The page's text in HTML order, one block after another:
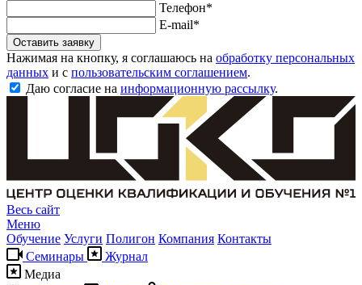
Телефон*
E-mail*
Оставить заявку
Нажимая на кнопку, я соглашаюсь на обработку персональных
данных и с пользовательским соглашением.
Даю согласие на информационную рассылку.
Весь сайт
Меню
Обучение Услуги Полигон Компания Контакты
Семинары
Журнал
Медиа